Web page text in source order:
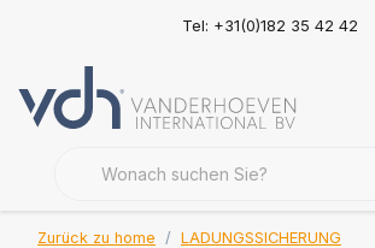
Tel: +31(0)182 35 42 42
Zurück zu home
LADUNGSSICHERUNG